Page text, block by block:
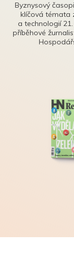
Byznysový
klíčová témata
a technologií
příběhové